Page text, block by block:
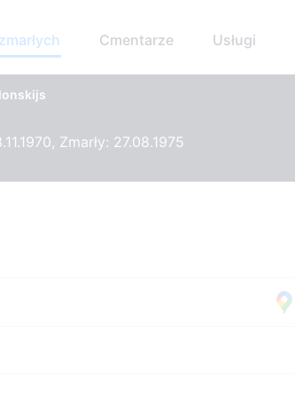
Cmentarze Usługi
Zmarły: 27.08.1975